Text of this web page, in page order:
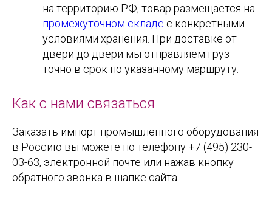
на территорию РФ, товар размещается на
промежуточном складе с конкретными
условиями хранения. При доставке от
двери до двери мы отправляем груз
точно в срок по указанному маршруту.
Как с нами связаться
Заказать импорт промышленного оборудования
в Россию вы можете по телефону +7 (495) 230-
03-63, электронной почте или нажав кнопку
обратного звонка в шапке сайта.